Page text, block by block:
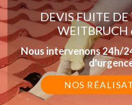
DEVIS FUITE
Nous intervenons 24h/
NOS